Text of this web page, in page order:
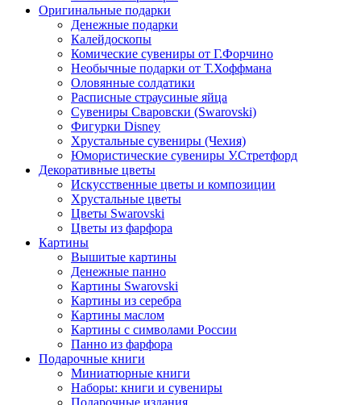
Оригинальные подарки
Денежные подарки
Калейдоскопы
Комические сувениры от Г.Форчино
Необычные подарки от Т.Хоффмана
Оловянные солдатики
Расписные страусиные яйца
Сувениры Сваровски (Swarovski)
Фигурки Disney
Хрустальные сувениры (Чехия)
Юмористические сувениры У.Стретфорд
Декоративные цветы
Искусственные цветы и композиции
Хрустальные цветы
Цветы Swarovski
Цветы из фарфора
Картины
Вышитые картины
Денежные панно
Картины Swarovski
Картины из серебра
Картины маслом
Картины с символами России
Панно из фарфора
Подарочные книги
Миниатюрные книги
Наборы: книги и сувениры
Подарочные издания